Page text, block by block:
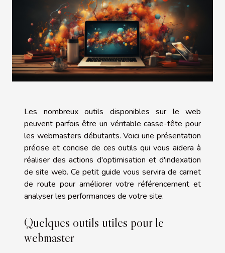
Les nombreux outils disponibles sur le web
peuvent parfois être un véritable casse-tête pour
les webmasters débutants. Voici une présentation
précise et concise de ces outils qui vous aidera à
réaliser des actions d'optimisation et d'indexation
de site web. Ce petit guide vous servira de carnet
de route pour améliorer votre référencement et
analyser les performances de votre site.
Quelques outils utiles pour le
webmaster